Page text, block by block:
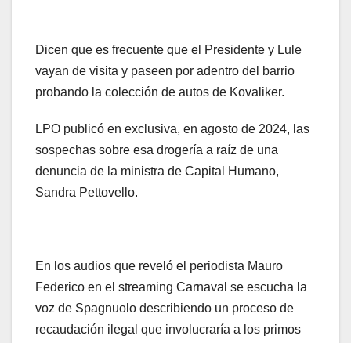
Dicen que es frecuente que el Presidente y Lule
vayan de visita y paseen por adentro del barrio
probando la colección de autos de Kovaliker.
LPO publicó en exclusiva, en agosto de 2024, las
sospechas sobre esa drogería a raíz de una
denuncia de la ministra de Capital Humano,
Sandra Pettovello.
En los audios que reveló el periodista Mauro
Federico en el streaming Carnaval se escucha la
voz de Spagnuolo describiendo un proceso de
recaudación ilegal que involucraría a los primos